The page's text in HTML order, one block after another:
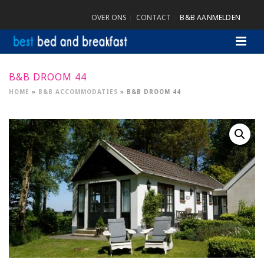
OVER ONS CONTACT B&B AANMELDEN
B&B DROOM 44
HOME » B&B ACCOMMODATIES » B&B DROOM 44